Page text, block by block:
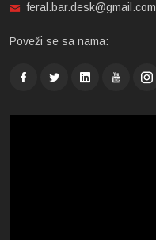
feral.bar.desk@gmail.com
Poveži se sa nama: